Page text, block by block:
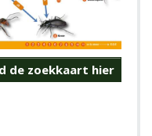
de zoekkaart hier